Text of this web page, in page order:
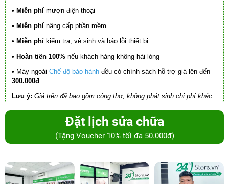
• Miễn phí mượn điện thoại
• Miễn phí nâng cấp phần mềm
• Miễn phí kiểm tra, vệ sinh và báo lỗi thiết bị
• Hoàn tiền 100% nếu khách hàng không hài lòng
• Máy ngoài Chế độ bảo hành đều có chính sách hỗ trợ giá lên đến
300.000đ
Lưu ý: Giá trên đã bao gồm công thợ, không phát sinh chi phí khác
Đặt lịch sửa chữa
(Tặng Voucher 10% tối đa 50.000đ)